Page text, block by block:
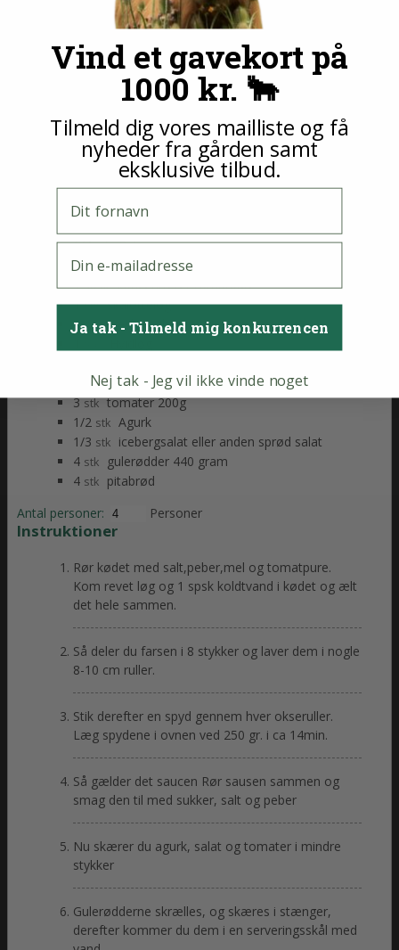
Forberedelses
tid
Personer 25 minutter
Tilberedningstid
500 gram Hakket Highland oksekød
1/4 tsk Peber
1 spsk Hvedemel
1 spsk koncentreret tomatpure
1 stk skalotteløg
3 dl græsk yoghurt 10%
knsp Sukker
3stk tomater 200g
1/2 stk Agurk
1/3 stk icebergsalat eller anden sprød salat
4 stk
gulerødder 440 gram
4 stk pitabrød
Antal personer:
Personer
Instruktioner
Rør kødet med salt,peber,mel og tomatpure.
Kom revet løg og 1 spsk koldtvand i kødet og ælt
det hele sammen.
Så deler du farsen i 8 stykker og laver dem i nogle
8-10 cm ruller.
Stik derefter en spyd gennem hver okseruller.
Læg spydene i ovnen ved 250 gr. i ca 14min.
Så gælder det saucen Rør sausen sammen og
smag den til med sukker, salt og peber
Nu skærer du agurk, salat og tomater i mindre
stykker
Gulerødderne skrælles, og skæres i stænger,
derefter kommer du dem i en serveringsskål med
Vind et gavekort på
1000 kr. 🐂
Tilmeld dig vores mailliste og få
nyheder fra gården samt
eksklusive tilbud.
Ja tak - Tilmeld mig konkurrencen
Nej tak - Jeg vil ikke vinde noget